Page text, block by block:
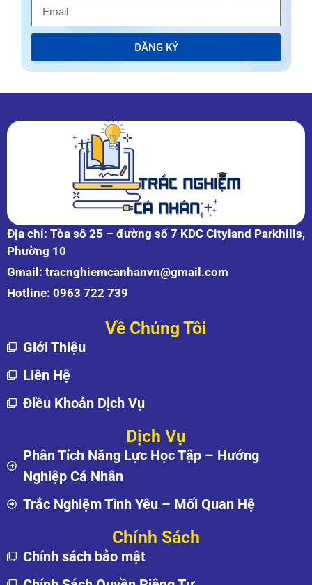
ĐĂNG KÝ
Địa chỉ: Tòa sô 25 – đường số 7 KDC Cityland Parkhills,
Phường 10
Gmail: tracnghiemcanhanvn@gmail.com
Hotline: 0963 722 739
Về Chúng Tôi
Giới Thiệu
Liên Hệ
Điều Khoản Dịch Vụ
Dịch Vụ
Phân Tích Năng Lực Học Tập – Hướng
Nghiệp Cá Nhân
Trắc Nghiệm Tình Yêu – Mối Quan Hệ
Chính Sách
Chính sách bảo mật